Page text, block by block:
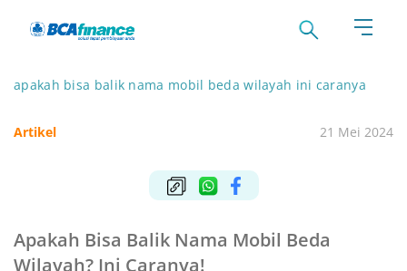
apakah bisa balik nama mobil beda wilayah ini caranya
Artikel 21 Mei 2024
Apakah Bisa Balik Nama Mobil Beda
Wilayah? Ini Caranya!